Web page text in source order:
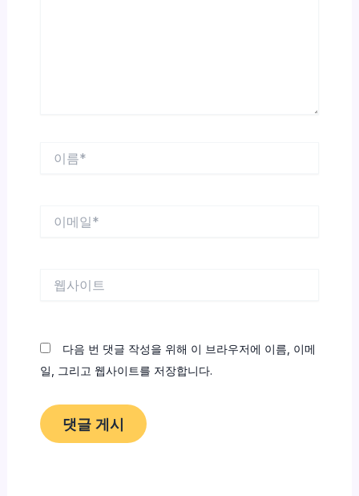
다음 번 댓글 작성을 위해 이 브라우저에 이름, 이메
일, 그리고 웹사이트를 저장합니다.